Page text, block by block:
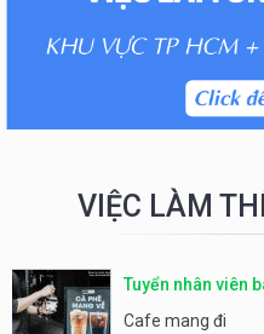
VIỆC LÀM
Tuyển nhân viên
Cafe mang đi